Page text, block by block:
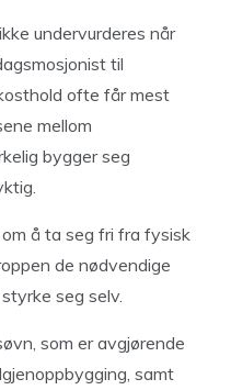
undervurderes når
til
ofte får mest
mellom
bygger seg
å ta seg fri fra fysisk
de nødvendige
seg selv.
som er avgjørende
samt